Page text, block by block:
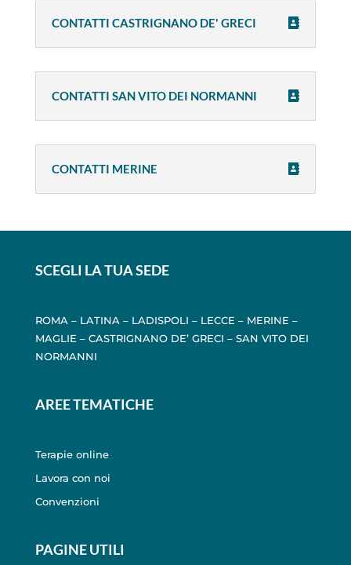
CONTATTI CASTRIGNANO DE' GRECI
CONTATTI SAN VITO DEI NORMANNI
CONTATTI MERINE
SCEGLI LA TUA SEDE
ROMA – LATINA – LADISPOLI – LECCE – MERINE –
MAGLIE – CASTRIGNANO DE’ GRECI – SAN VITO DEI
NORMANNI
AREE TEMATICHE
Terapie online
Lavora con noi
Convenzioni
PAGINE UTILI